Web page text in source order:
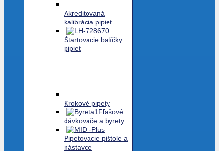
Akreditovaná
kalibrácia pipiet
Štartovacie balíčky
pipiet
Krokové pipety
Fľašové
dávkovače a byrety
Pipetovacie pištole a
nástavce